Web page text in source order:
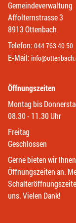
Gemeindeverwaltung
Affolternstrasse 3
8913 Ottenbach
Telefon: 044 763 40 50
E-Mail:
Öffnungszeiten
Montag bis
08.30 - 11.30 Uhr
Freitag
Geschlossen
Gerne bieten wir
Öffnungszeiten an.
uns. Vielen Dank!